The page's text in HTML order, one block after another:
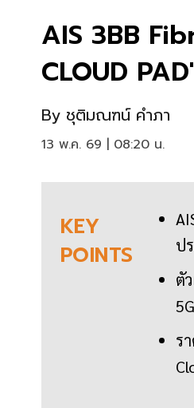
AIS 3BB
CLOUD
By ชุติมณฑน์ คำภา
13 พ.ค. 69 | 08:20 น.
KEY
POINTS
ป
ตั
ร